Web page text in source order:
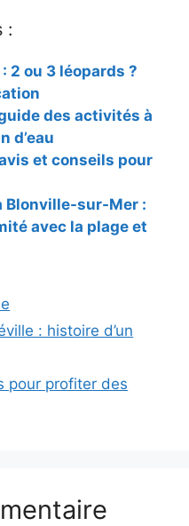
:
2 ou 3 léopards ?
des activités à
d’eau
et conseils pour
Blonville-sur-Mer :
avec la plage et
: histoire d’un
pour profiter des